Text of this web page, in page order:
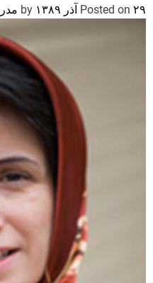
Posted on ۲۹ آذر ۱۳۸۹